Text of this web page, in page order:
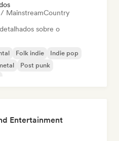
MainstreamCountry
sobre o
Folk indie
Indie pop
Post punk
Entertainment